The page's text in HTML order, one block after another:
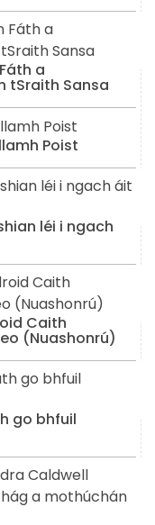
a
tSraith Sansa
Poist
léi i ngach
Caith
(Nuashonrú)
go bhfuil